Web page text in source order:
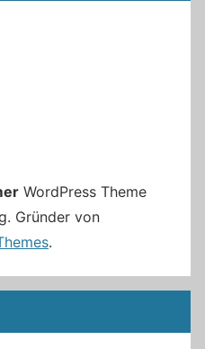
WordPress Theme
Gründer von
.